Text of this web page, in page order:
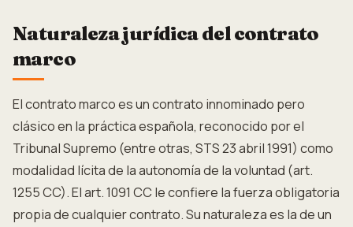
Naturaleza jurídica del contrato
marco
El contrato marco es un contrato innominado pero
clásico en la práctica española, reconocido por el
Tribunal Supremo (entre otras, STS 23 abril 1991) como
modalidad lícita de la autonomía de la voluntad (art.
1255 CC). El art. 1091 CC le confiere la fuerza obligatoria
propia de cualquier contrato. Su naturaleza es la de un